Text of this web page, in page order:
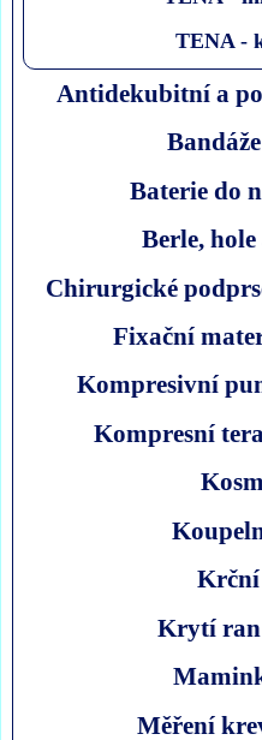
TENA -
Antidekubitní a
Baterie do
Berle,
Chirurgické
Fixační
Kompresivní
Kompresní
Krční
Krytí ran
Měření